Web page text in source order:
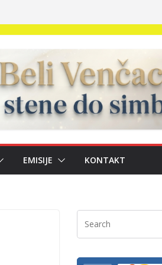
EMISIJE KONTAKT